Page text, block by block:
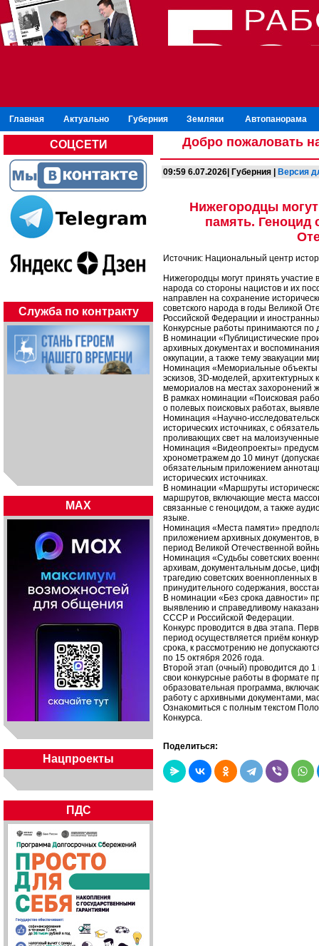
Главная Актуально Губерния Земляки Автопанорама
СОЦСЕТИ
Служба по контракту
MAX
Нацпроекты
ПДС
Добро пожаловать
09:59 6.07.2026| Губерния | Версия
Нижегородцы
память. Геноцид
Источник: Национальный центр
Нижегородцы могут принять
народа со стороны нацистов и их
направлен на сохранение
советского народа в годы Великой
Российской Федерации и
Конкурсные работы принимаются по
В номинации «Публицистические
архивных документах и
оккупации, а также тему эвакуации
Номинация «Мемориальные объекты
эскизов, 3D-моделей, архитектурных
мемориалов на местах захоронений
В рамках номинации «Поисковая
о полевых поисковых работах,
Номинация «Научно-
исторических источниках, с
проливающих свет на малоизученные
Номинация «Видеопроекты»
хронометражем до 10 минут
обязательным приложением
исторических источниках.
В номинации «Маршруты
маршрутов, включающие места
связанные с геноцидом, а также
языке.
Номинация «Места памяти»
приложением архивных документов,
период Великой Отечественной
Номинация «Судьбы советских
архивам, документальным досье,
трагедию советских военнопленных
принудительного содержания,
В номинации «Без срока давности»
выявлению и справедливому
СССР и Российской Федерации.
Конкурс проводится в два этапа.
период осуществляется приём
срока, к рассмотрению не
по 15 октября 2026 года.
Второй этап (очный) проводится до
свои конкурсные работы в формате
образовательная программа,
работу с архивными документами,
Ознакомиться с полным текстом
Конкурса.
Поделиться: